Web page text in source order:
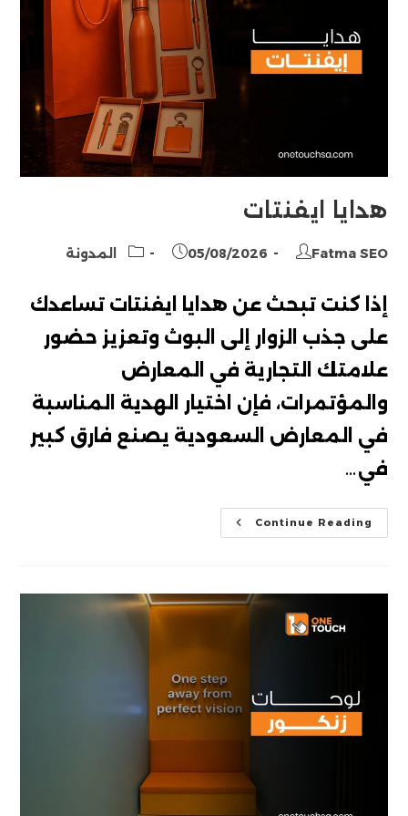
هدايا ايفنتات
Post
Fatma SEO
Post
05/08/2026
Post المدونة
إذا كنت تبحث عن هدايا ايفنتات تساعدك
على جذب الزوار إلى البوث وتعزيز حضور
علامتك التجارية في المعارض
والمؤتمرات، فإن اختيار الهدية المناسبة
في المعارض السعودية يصنع فارق كبير
في…
Continue Reading هدايا
ايفنتات